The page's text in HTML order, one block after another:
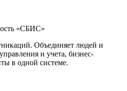
«СБИС»
Объединяет людей и
и учета, бизнес-
в одной системе.